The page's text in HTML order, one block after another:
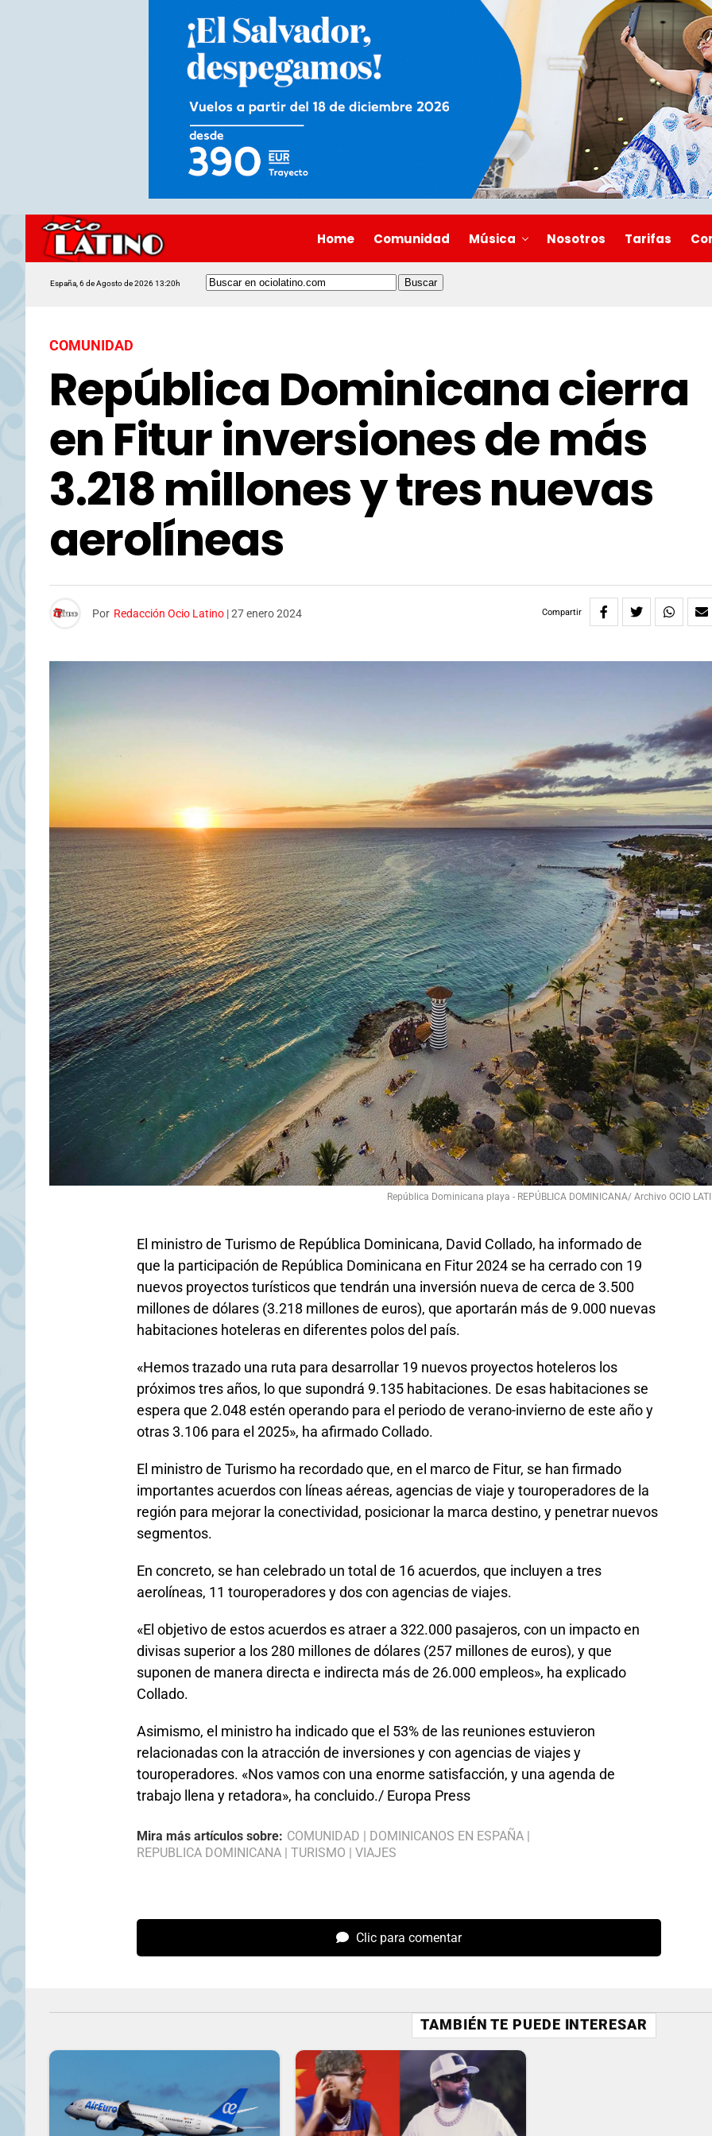
Home Comunidad Música Nosotros Tarifas
España, 6 de Agosto de 2026 13:20h
COMUNIDAD
República Dominicana cierra
en Fitur inversiones de más
3.218 millones y tres nuevas
aerolíneas
Por Redacción Ocio Latino |27 enero 2024 Compartir
República Dominicana playa - REPÚBLICA DOMINICANA/ Archivo OCIO
El ministro de Turismo de República Dominicana, David Collado, ha informado de
que la participación de República Dominicana en Fitur 2024 se ha cerrado con 19
nuevos proyectos turísticos que tendrán una inversión nueva de cerca de 3.500
millones de dólares (3.218 millones de euros), que aportarán más de 9.000 nuevas
habitaciones hoteleras en diferentes polos del país.
«Hemos trazado una ruta para desarrollar 19 nuevos proyectos hoteleros los
próximos tres años, lo que supondrá 9.135 habitaciones. De esas habitaciones se
espera que 2.048 estén operando para el periodo de verano-invierno de este año y
otras 3.106 para el 2025», ha afirmado Collado.
El ministro de Turismo ha recordado que, en el marco de Fitur, se han firmado
importantes acuerdos con líneas aéreas, agencias de viaje y touroperadores de la
región para mejorar la conectividad, posicionar la marca destino, y penetrar nuevos
segmentos.
En concreto, se han celebrado un total de 16 acuerdos, que incluyen a tres
aerolíneas, 11 touroperadores y dos con agencias de viajes.
«El objetivo de estos acuerdos es atraer a 322.000 pasajeros, con un impacto en
divisas superior a los 280 millones de dólares (257 millones de euros), y que
suponen de manera directa e indirecta más de 26.000 empleos», ha explicado
Collado.
Asimismo, el ministro ha indicado que el 53% de las reuniones estuvieron
relacionadas con la atracción de inversiones y con agencias de viajes y
touroperadores. «Nos vamos con una enorme satisfacción, y una agenda de
trabajo llena y retadora», ha concluido./ Europa Press
Mira más artículos sobre: COMUNIDAD | DOMINICANOS EN ESPAÑA |
REPUBLICA DOMINICANA | TURISMO | VIAJES
Clic para comentar
TAMBIÉN TE PUEDE INTERESAR